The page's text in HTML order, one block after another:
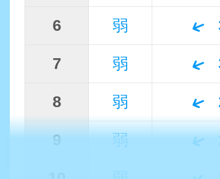
6 弱
7 弱
8 弱
9 弱